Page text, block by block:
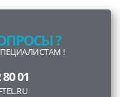
?
!
01